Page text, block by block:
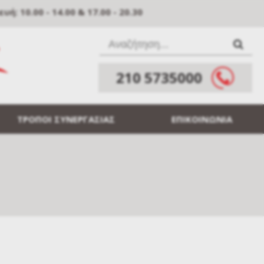
210 5735000
ΤΡΟΠΟΙ ΣΥΝΕΡΓΑΣΙΑΣ ΕΠΙΚΟΙΝΩΝΙΑ
10.00 - 14.00 & 17.00 - 20.30